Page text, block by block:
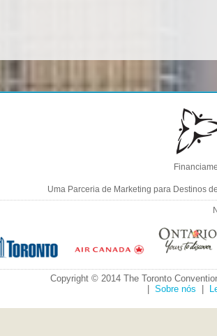
Uma Parceria de Marketing para Destinos
Copyright © 2014 The Toronto
Sobre nós